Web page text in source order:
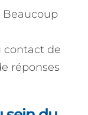
Beaucoup
contact de
réponses